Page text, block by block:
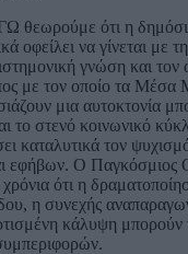
θεωρούμε ότι η
οφείλει να γίνεται με
γνώση και
με τον οποίο τα Μέσα
μια αυτοκτονία
το στενό κοινωνικό
καταλυτικά τον
εφήβων. Ο Παγκόσμιος
χρόνια ότι η
η συνεχής
κάλυψη μπορούν